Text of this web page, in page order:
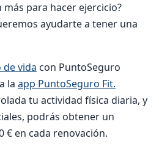
para hacer ejercicio?
ayudarte a tener una
vida con PuntoSeguro
la app PuntoSeguro Fit.
tu actividad física diaria, y
podrás obtener un
€ en cada renovación.